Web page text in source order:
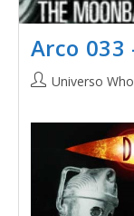
Arco 033
Universo Who